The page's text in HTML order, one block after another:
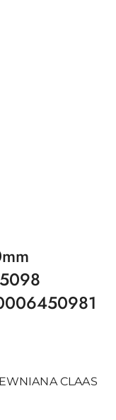
CLAAS